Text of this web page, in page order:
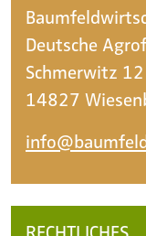
Deutsche
Schmerwitz 12
14827